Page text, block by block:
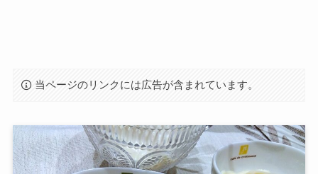
当ページのリンクには広告が含まれています。